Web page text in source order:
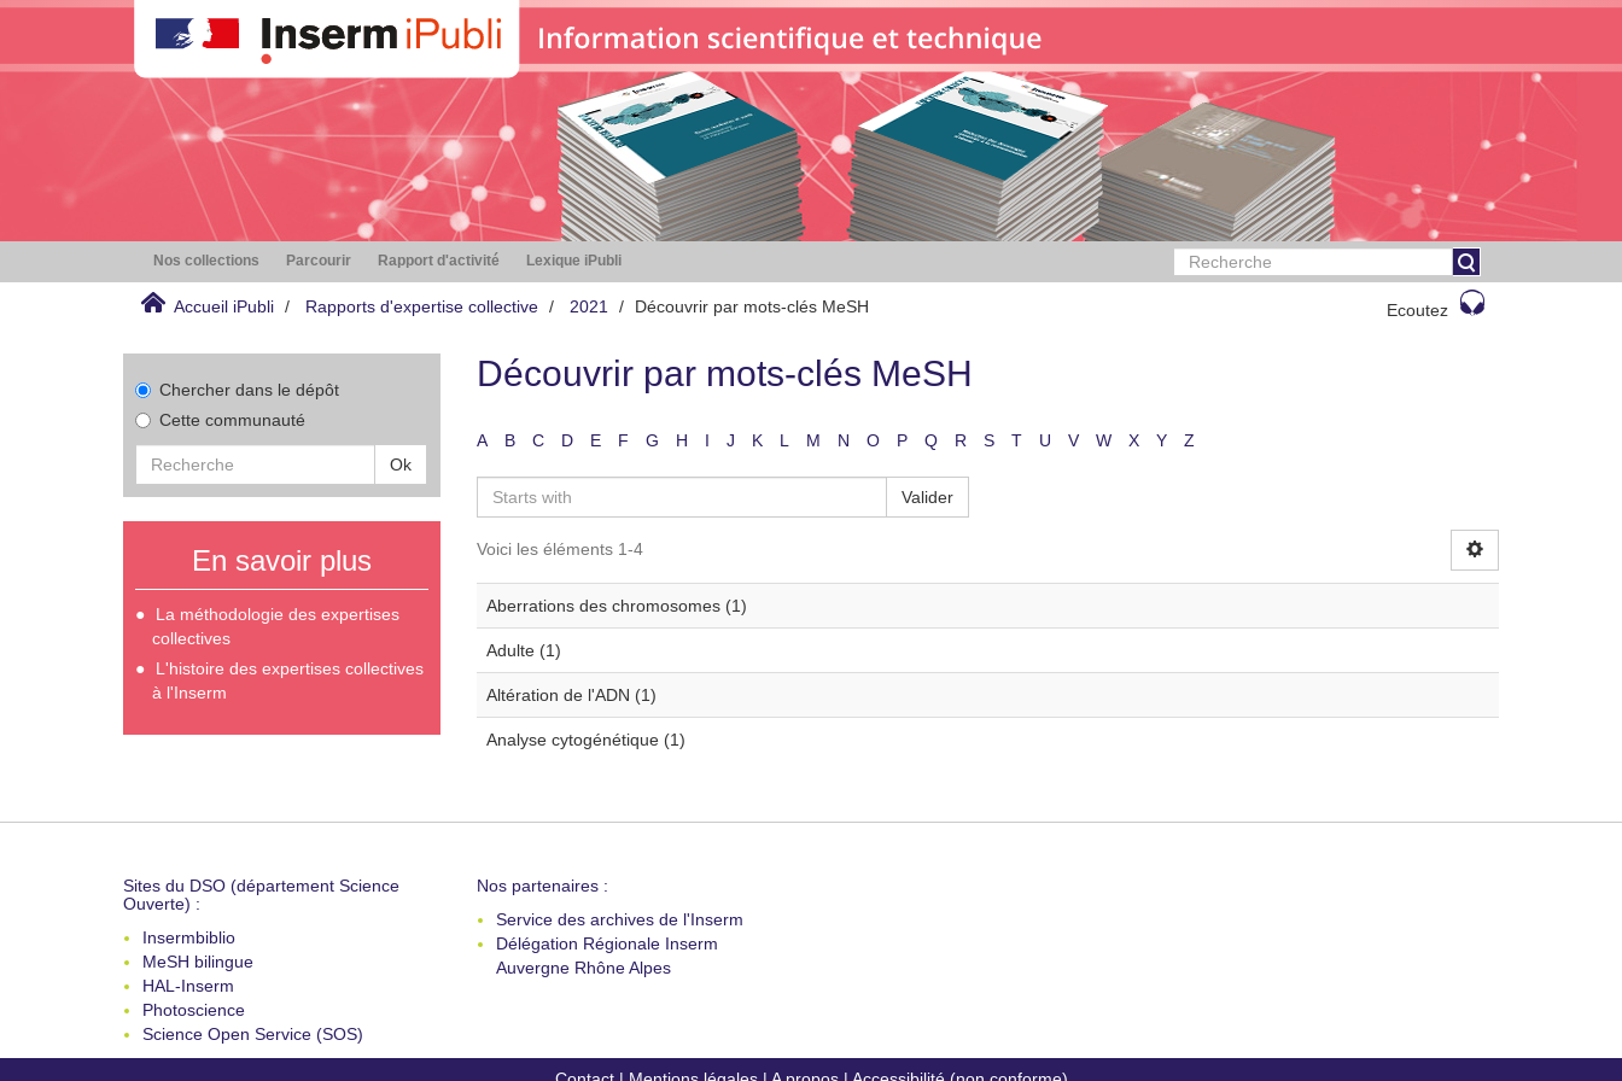
Nos collections Parcourir Rapport d'activité Lexique iPubli
Accueil iPubli Rapports d'expertise collective 2021 Découvrir par mots-clés MeSH Ecoutez
Chercher dans le dépôt
Cette communauté
Ok
En savoir plus
La méthodologie des expertises
collectives
L'histoire des expertises collectives
à l'Inserm
Découvrir par mots-clés MeSH
A B C D E F G H I J K L M N O P Q R S T U V W X Y Z
Valider
Voici les éléments 1-4
Aberrations des chromosomes (1)
Adulte (1)
Altération de l'ADN (1)
Analyse cytogénétique (1)
Sites du DSO (département Science
Ouverte) :
Insermbiblio
MeSH bilingue
HAL-Inserm
Photoscience
Science Open Service (SOS)
Nos partenaires :
Service des archives de l'Inserm
Délégation Régionale Inserm
Auvergne Rhône Alpes